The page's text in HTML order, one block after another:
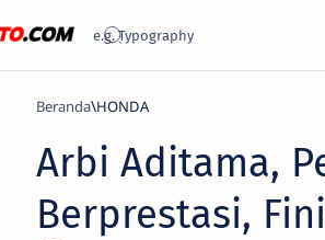
Beranda HONDA
Arbi Aditama,
Berprestasi,